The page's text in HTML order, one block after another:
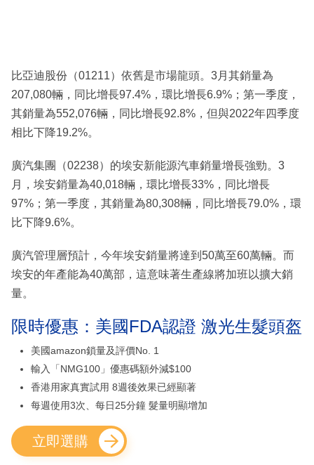
比亞迪股份（01211）依舊是市場龍頭。3月其銷量為
207,080輛，同比增長97.4%，環比增長6.9%；第一季度，
其銷量為552,076輛，同比增長92.8%，但與2022年四季度
相比下降19.2%。
廣汽集團（02238）的埃安新能源汽車銷量增長強勁。3
月，埃安銷量為40,018輛，環比增長33%，同比增長
97%；第一季度，其銷量為80,308輛，同比增長79.0%，環
比下降9.6%。
廣汽管理層預計，今年埃安銷量將達到50萬至60萬輛。而
埃安的年產能為40萬部，這意味著生產線將加班以擴大銷
量。
限時優惠：美國FDA認證 激光生髮頭盔
美國amazon鎖量及評價No. 1
輸入「NMG100」優惠碼額外減$100
香港用家真實試用 8週後效果已經顯著
每週使用3次、每日25分鐘 髮量明顯增加
立即選購